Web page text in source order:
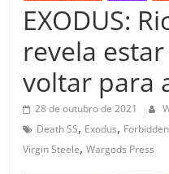
EXODUS:
revela
voltar para
28 de outubro de 2021
Death SS, Exodus, Forbidden
Virgin Steele,Wargods Press